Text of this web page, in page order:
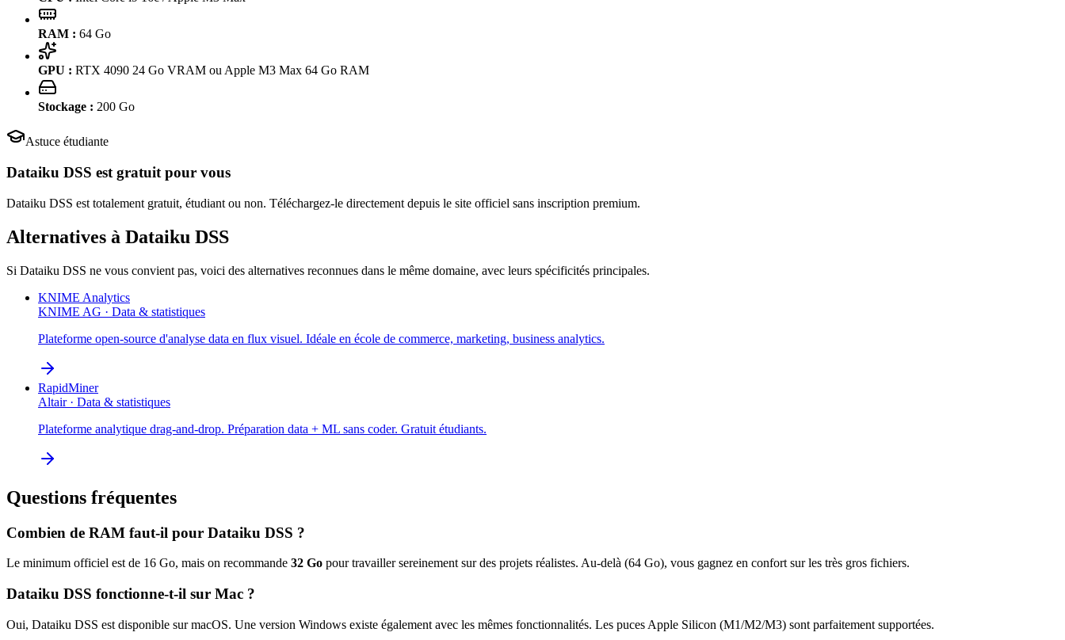
RAM : 64 Go
GPU : RTX 4090 24 Go VRAM ou Apple M3 Max 64 Go RAM
Stockage : 200 Go
Astuce étudiante
Dataiku DSS est gratuit pour vous
Dataiku DSS est totalement gratuit, étudiant ou non. Téléchargez-le directement depuis le site officiel sans inscription premium.
Alternatives à Dataiku DSS
Si Dataiku DSS ne vous convient pas, voici des alternatives reconnues dans le même domaine, avec leurs spécificités principales.
KNIME Analytics
KNIME AG · Data & statistiques
Plateforme open-source d'analyse data en flux visuel. Idéale en école de commerce, marketing, business analytics.
RapidMiner
Altair· Data & statistiques
Plateforme analytique drag-and-drop. Préparation data + ML sans coder. Gratuit étudiants.
Questions fréquentes
Combien de RAM faut-il pour Dataiku DSS ?
Le minimum officiel est de 16 Go, mais on recommande 32 Go pour travailler sereinement sur des projets réalistes. Au-delà (64 Go), vous gagnez en confort sur les très gros fichiers.
Dataiku DSS fonctionne-t-il sur Mac ?
Oui, Dataiku DSS est disponible sur macOS. Une version Windows existe également avec les mêmes fonctionnalités. Les puces Apple Silicon (M1/M2/M3) sont parfaitement supportées.